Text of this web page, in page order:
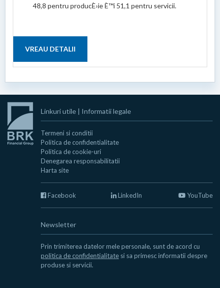
48,8 pentru producÈ›ie È™i 51,1 pentru servicii.
VREAU DETALII
Linkuri utile | Informatii legale
Termeni si conditii
Politica de confidentialitate
Politica de cookie-uri
Denegarea responsabilitatii
Harta site
Facebook LinkedIn YouTube
Newsletter
Prin trimiterea datelor mele personale, sunt de acord cu
politica de confidentialitate si sa primesc informatii despre
produse si servicii.